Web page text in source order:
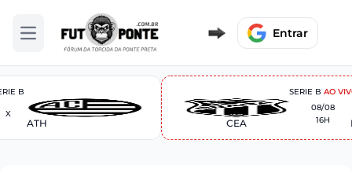
Abrir menu Entrar
B
X
ATH
SERIE B AO
CEA
08/08
16H